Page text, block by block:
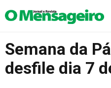
Esportes
Cultura
Semana da
desfile dia 7